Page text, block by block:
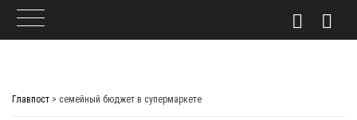
Главпост > семейный бюджет в супермаркете